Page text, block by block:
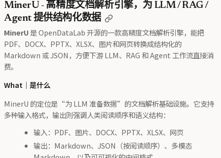
MinerU - 高精度文档解析引擎，为 LLM / RAG /
Agent 提供结构化数据
MinerU是 OpenDataLab 开源的一款高精度文档解析引擎，能把
PDF、DOCX、PPTX、XLSX、图片和网页转换成结构化的
Markdown 或 JSON，方便下游 LLM、RAG 和 Agent 工作流直接消
费。
What｜是什么
MinerU 的定位是“为 LLM 准备数据”的文档解析基础设施。它支持
多种输入格式，输出则强调人类阅读顺序和语义结构：
输入：PDF、图片、DOCX、PPTX、XLSX、网页
输出：Markdown、JSON（按阅读顺序）、多模态